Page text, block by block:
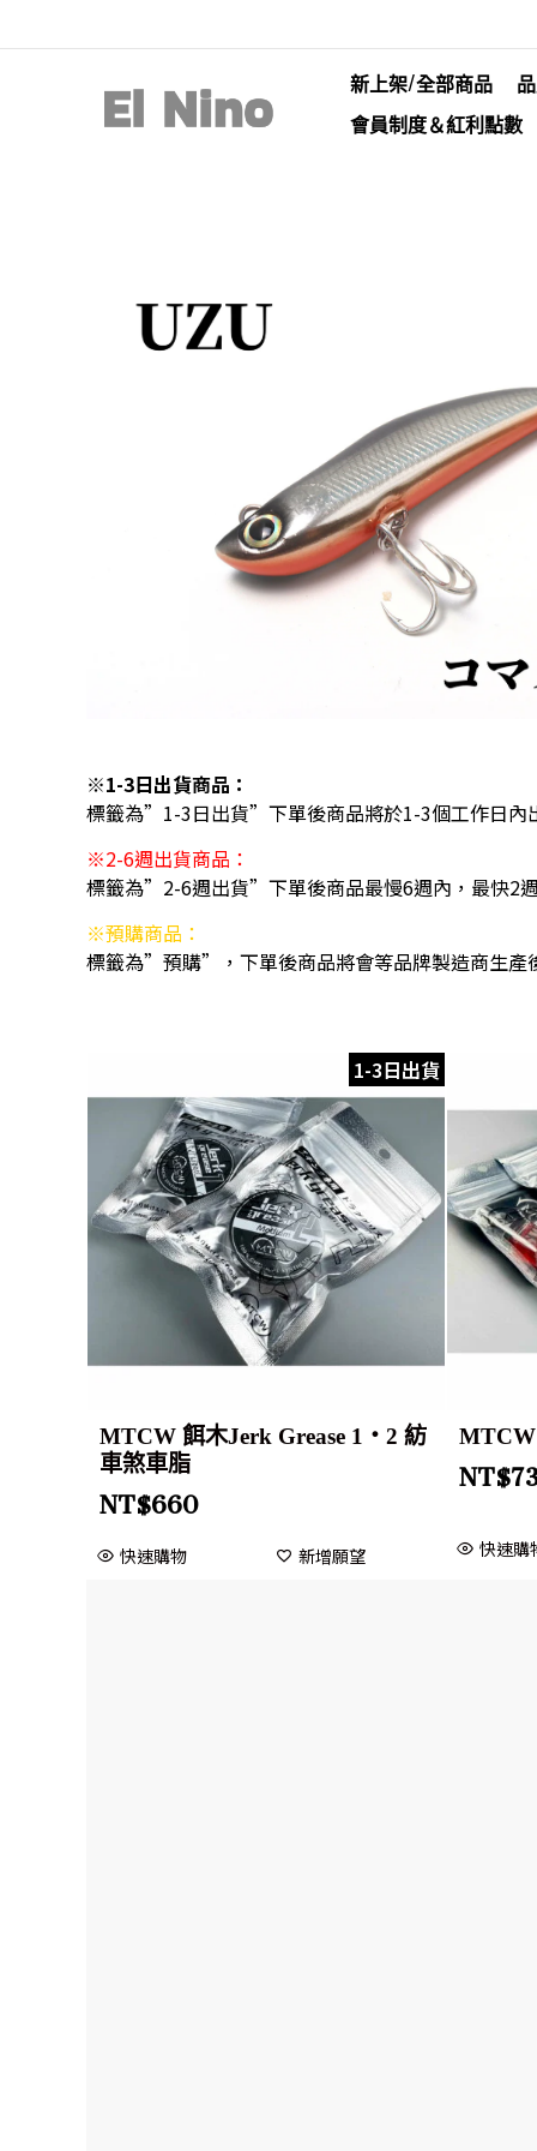
新上架/全部商品
會員制度＆紅利點數
※1-3日出貨商品：
標籤為”1-3日出貨”下單後商品將於1-3個工作日內
※2-6週出貨商品：
標籤為”2-6週出貨”下單後商品最慢6週內，最快2
※預購商品：
標籤為”預購”，下單後商品將會等品牌製造商生產
1-3日出貨
MTCW 餌木Jerk Grease 1・2 紡
車煞車脂
NT$660
快速購物 新增願望
NT$
快速購